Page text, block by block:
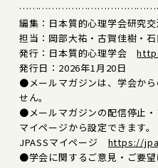
編集：日本質的心理学会研究
担当：岡部大祐・古賀佳樹・
発行：日本質的心理学会
発行日：2026年1月20日
●メールマガジンは、学会か
せん。
●メールマガジンの配信停止
マイページから設定できます。
JPASSマイページ https://
●学会に関するご意見・ご要